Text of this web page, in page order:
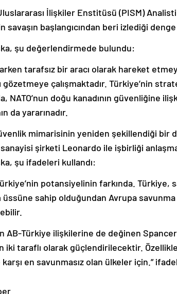
İlişkiler Enstitüsü (PISM)
savaşın başlangıcından beri izlediği
şu değerlendirmede bulundu:
tarafsız bir aracı olarak hareket
gözetmeye çalışmaktadır. Türkiye’nin
NATO’nun doğu kanadının güvenliğine
da yararınadır.
mimarisinin yeniden şekillendiği bir
şirketi Leonardo ile işbirliği
şu ifadeleri kullandı:
potansiyelinin farkında.
sahip olduğundan Avrupa
AB-Türkiye ilişkilerine de değinen
iki taraflı olarak güçlendirilecektir.
en savunmasız olan ülkeler için.”